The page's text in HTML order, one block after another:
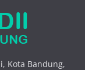
Kota Bandung,